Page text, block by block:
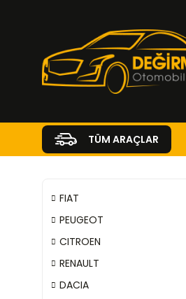
TÜM ARAÇLAR
FIAT
PEUGEOT
CITROEN
RENAULT
DACIA